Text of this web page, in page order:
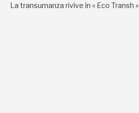
La transumanza rivive in « Eco Transh »